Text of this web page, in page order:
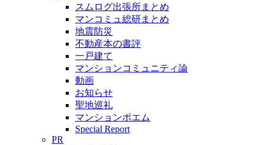
スムログ出張所まとめ
マンコミュ総研まとめ
地震防災
不動産本の書評
一戸建て
マンションコミュニティ論
動画
お知らせ
聖地巡礼
マンションポエム
Special Report
PR